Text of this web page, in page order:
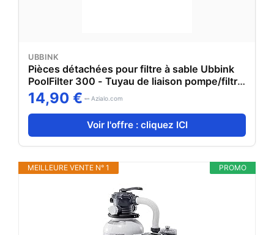
UBBINK
Pièces détachées pour filtre à sable Ubbink
PoolFilter 300 - Tuyau de liaison pompe/filtre
PoolFilter
14,90 € Azialo.com
Voir l'offre : cliquez ICI
PROMO
MEILLEURE VENTE N° 1